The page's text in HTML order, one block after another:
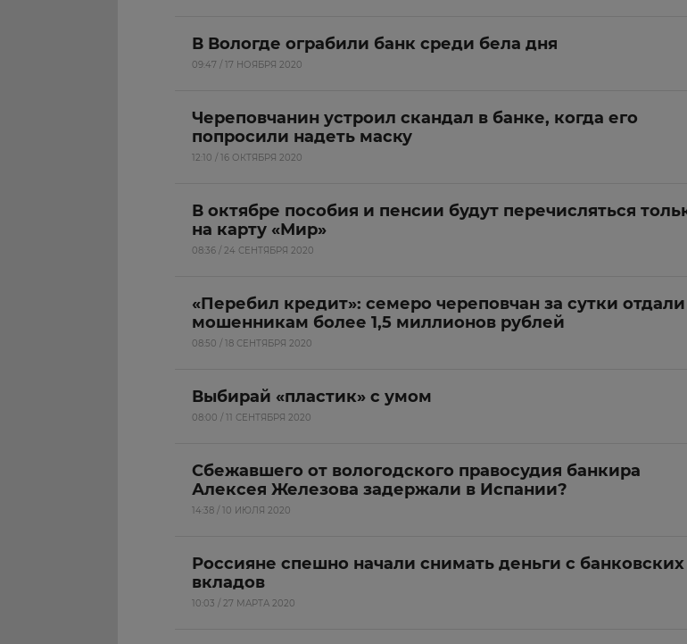
В Вологде ограбили банк среди бела дня
09:47 / 17 НОЯБРЯ 2020
Череповчанин устроил скандал в банке, когда его
попросили надеть маску
12:10 / 16 ОКТЯБРЯ 2020
В октябре пособия и пенсии будут перечисляться
на карту «Мир»
08:36 / 24 СЕНТЯБРЯ 2020
«Перебил кредит»: семеро череповчан за сутки отдали
мошенникам более 1,5 миллионов рублей
08:50 / 18 СЕНТЯБРЯ 2020
Выбирай «пластик» с умом
08:00 / 11 СЕНТЯБРЯ 2020
Сбежавшего от вологодского правосудия банкира
Алексея Железова задержали в Испании?
14:38 / 10 ИЮЛЯ 2020
Россияне спешно начали снимать деньги с банковских
вкладов
10:03 / 27 МАРТА 2020